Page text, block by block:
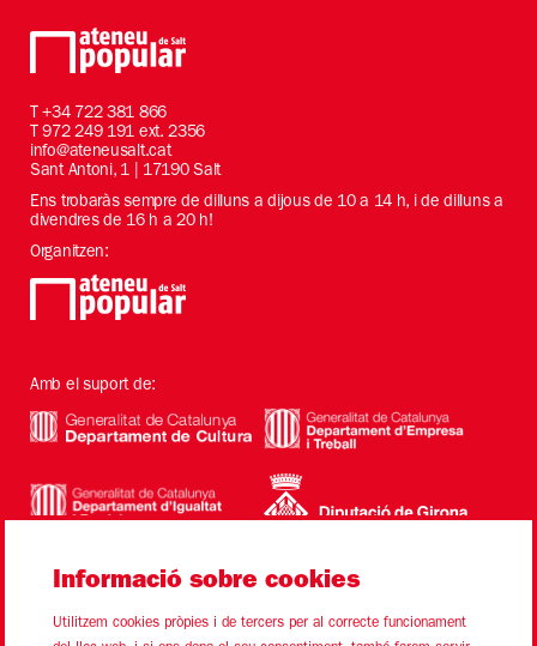
T+34 722 381 866
T 972 249 191 ext. 2356
info@ateneusalt.cat
Sant Antoni, 1 | 17190 Salt
Ens trobaràs sempre de dilluns a dijous de 10 a 14 h, i de dilluns a
divendres de 16 h a 20 h!
Organitzen:
Amb el suport de:
Informació sobre cookies
Utilitzem cookies pròpies i de tercers per al correcte funcionament